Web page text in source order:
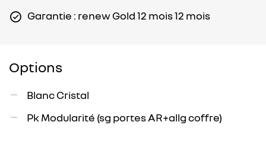
Garantie : renew Gold 12 mois 12 mois
Options
Blanc Cristal
Pk Modularité (sg portes AR+allg coffre)